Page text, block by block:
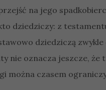
na jego
dziedziczy: z
dziedziczą zwykle
nie oznacza jeszcze, że
można czasem